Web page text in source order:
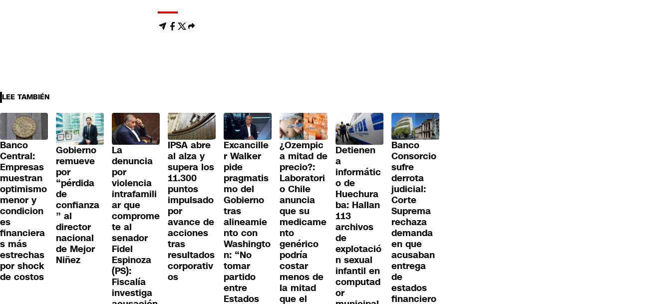
LEE TAMBIÉN
Banco
Central:
Empresas
muestran
optimismo
menor y
condicion
es
financiera
s más
estrechas
por shock
de costos
Gobierno
remueve
por
“pérdida
de
confianza
” al
director
nacional
de Mejor
Niñez
La
denuncia
por
violencia
intrafamili
ar que
comprome
te al
senador
Fidel
Espinoza
(PS):
Fiscalía
investiga
IPSA abre
al alza y
supera los
11.300
puntos
impulsado
por
avance de
acciones
tras
resultados
corporativ
os
Excancille
r Walker
pide
pragmatis
mo del
Gobierno
tras
alineamie
nto con
Washingto
n: “No
tomar
partido
entre
Estados
¿Ozempic
a mitad de
precio?:
Laboratori
o Chile
anuncia
que su
medicame
nto
genérico
podría
costar
menos de
la mitad
que el
Detienen
a
informátic
o de
Huechura
ba: Hallan
113
archivos
de
explotació
n sexual
infantil en
computad
or
Banco
Consorcio
sufre
derrota
judicial:
Corte
Suprema
rechaza
demanda
en que
acusaban
entrega
de
estados
financiero